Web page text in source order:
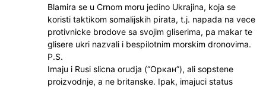
Blamira se u Crnom moru jedino Ukrajina, koja se
koristi taktikom somalijskih pirata, t.j. napada na vece
protivnicke brodove sa svojim gliserima, pa makar te
glisere ukri nazvali i bespilotnim morskim dronovima.
P.S.
Imaju i Rusi slicna orudja (“Оркан”), ali sopstene
proizvodnje, a ne britanske. Ipak, imajuci status